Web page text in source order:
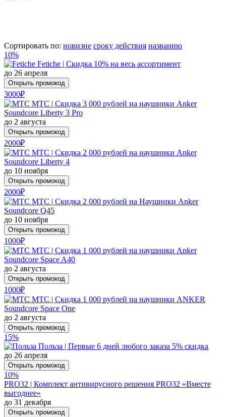
Сортировать по: новизне сроку действия названию
10%
Fetiche | Скидка 10% на весь ассортимент
до 26 апреля
Открыть промокод
3000₽
МТС | Скидка 3 000 рублей на наушники Anker
Soundcore Liberty 3 Pro
до 2 августа
Открыть промокод
2000₽
МТС | Скидка 2 000 рублей на наушники Anker
Soundcore Liberty 4
до 10 ноября
Открыть промокод
2000₽
МТС | Скидка 2 000 рублей на Наушники Anker
Soundcore Q45
до 10 ноября
Открыть промокод
1000₽
МТС | Скидка 1 000 рублей на наушники Anker
Soundcore Space A40
до 2 августа
Открыть промокод
1000₽
МТС | Скидка 1 000 рублей на наушники ANKER
Soundcore Space One
до 2 августа
Открыть промокод
15%
Польза | Первые 6 дней любого заказа 5% скидка
до 26 апреля
Открыть промокод
10%
PRO32 | Комплект антивирусного решения PRO32 «Вместе
выгоднее»
до 31 декабря
Открыть промокод